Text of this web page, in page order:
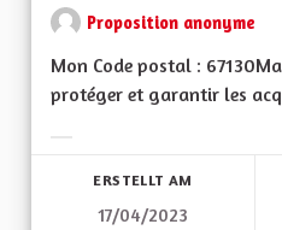
Proposition anonyme
Mon Code postal :
protéger et garantir les
ERSTELLT AM
17/04/2023